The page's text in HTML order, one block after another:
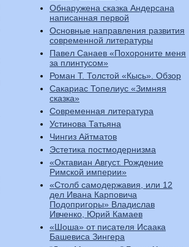
Обнаружена сказка Андерсана
написанная первой
Основные направления развития
современной литературы
Павел Санаев «Похороните меня
за плинтусом»
Роман Т. Толстой «Кысь». Обзор
Сакариас Топелиус «Зимняя
сказка»
Современная литература
Устинова Татьяна
Чингиз Айтматов
Эстетика постмодернизма
«Октавиан Август. Рождение
Римской империи»
«Столб самодержавия, или 12
дел Ивана Карповича
Подопригоры» Владислав
Ивченко, Юрий Камаев
«Шоша» от писателя Исаака
Башевиса Зингера